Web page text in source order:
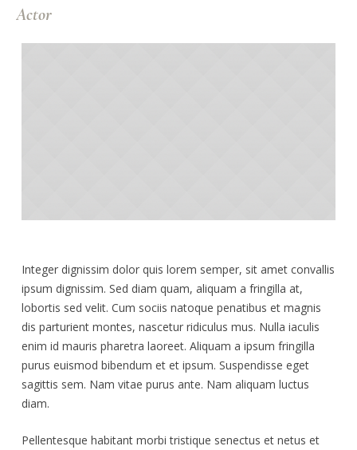
Actor
Integer dignissim dolor quis lorem semper, sit amet convallis
ipsum dignissim. Sed diam quam, aliquam a fringilla at,
lobortis sed velit. Cum sociis natoque penatibus et magnis
dis parturient montes, nascetur ridiculus mus. Nulla iaculis
enim id mauris pharetra laoreet. Aliquam a ipsum fringilla
purus euismod bibendum et et ipsum. Suspendisse eget
sagittis sem. Nam vitae purus ante. Nam aliquam luctus
diam.
Pellentesque habitant morbi tristique senectus et netus et